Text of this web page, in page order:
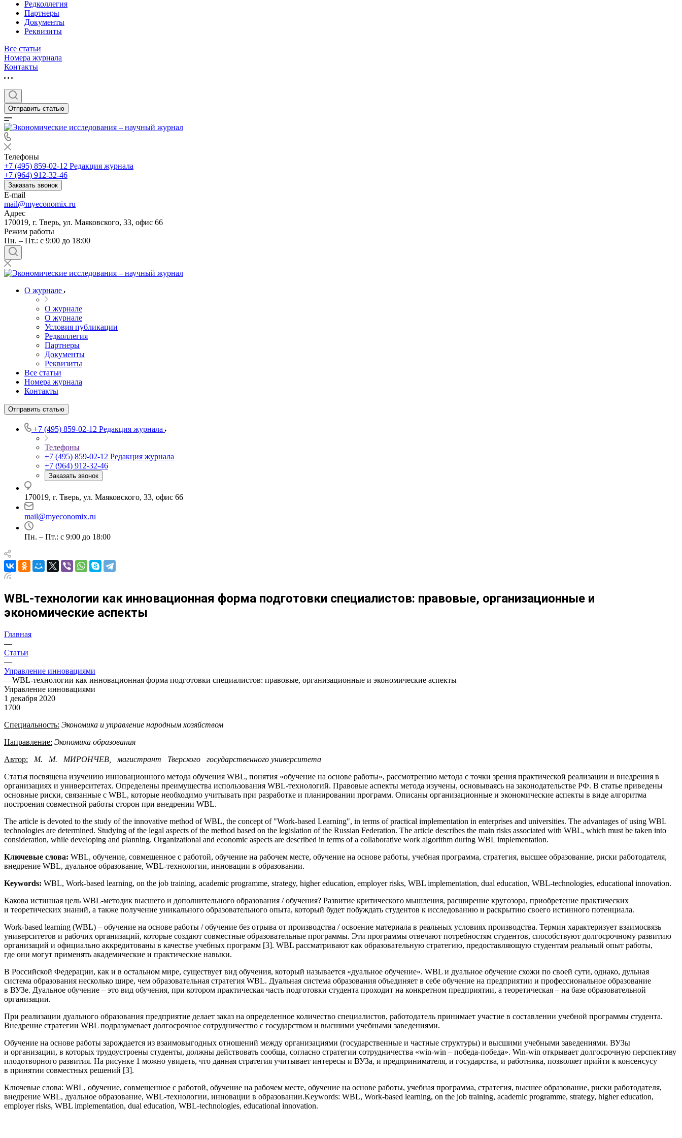
Редколлегия
Партнеры
Документы
Реквизиты
Все статьи
Номера журнала
Контакты
Отправить статью
Телефоны
+7 (495) 859-02-12 Редакция журнала
+7 (964) 912-32-46
Заказать звонок
E-mail
mail@myeconomix.ru
Адрес
170019, г. Тверь, ул. Маяковского, 33, офис 66
Режим работы
Пн. – Пт.: с 9:00 до 18:00
О журнале
О журнале
О журнале
Условия публикации
Редколлегия
Партнеры
Документы
Реквизиты
Все статьи
Номера журнала
Контакты
Отправить статью
+7 (495) 859-02-12 Редакция журнала
Телефоны
+7 (495) 859-02-12 Редакция журнала
+7 (964) 912-32-46
Заказать звонок
170019, г. Тверь, ул. Маяковского, 33, офис 66
mail@myeconomix.ru
Пн. – Пт.: с 9:00 до 18:00
WBL-технологии как инновационная форма подготовки специалистов: правовые, организационные и
экономические аспекты
Главная
—
Статьи
—
Управление инновациями
—WBL-технологии как инновационная форма подготовки специалистов: правовые, организационные и экономические аспекты
Управление инновациями
1 декабря 2020
1700
Специальность: Экономика и управление народным хозяйством
Направление: Экономика образования
Автор:
М. М. МИРОНЧЕВ, магистрант Тверского государственного университета
Статья посвящена изучению инновационного метода обучения WBL, понятия «обучение на основе работы», рассмотрению метода с точки зрения практической реализации и внедрения в
организациях и университетах. Определены преимущества использования WBL-технологий. Правовые аспекты метода изучены, основываясь на законодательстве РФ. В статье приведены
основные риски, связанные с WBL, которые необходимо учитывать при разработке и планировании программ. Описаны организационные и экономические аспекты в виде алгоритма
построения совместной работы сторон при внедрении WBL.
The article is devoted to the study of the innovative method of WBL, the concept of "Work-based Learning", in terms of practical implementation in enterprises and universities. The advantages of using WBL
technologies are determined. Studying of the legal aspects of the method based on the legislation of the Russian Federation. The article describes the main risks associated with WBL, which must be taken into
consideration, while developing and planning. Organizational and economic aspects are described in terms of a collaborative work algorithm during WBL implementation.
Ключевые слова: WBL, обучение, совмещенное с работой, обучение на рабочем месте, обучение на основе работы, учебная программа, стратегия, высшее образование, риски работодателя,
внедрение WBL, дуальное образование, WBL-технологии, инновации в образовании.
Keywords: WBL, Work-based learning, on the job training, academic programme, strategy, higher education, employer risks, WBL implementation, dual education, WBL-technologies, educational innovation.
Какова истинная цель WBL-методик высшего и дополнительного образования / обучения? Развитие критического мышления, расширение кругозора, приобретение практических
и теоретических знаний, а также получение уникального образовательного опыта, который будет побуждать студентов к исследованию и раскрытию своего истинного потенциала.
Work-based learning (WBL) – обучение на основе работы / обучение без отрыва от производства / освоение материала в реальных условиях производства. Термин характеризует взаимосвязь
университетов и рабочих организаций, которые создают совместные образовательные программы. Эти программы отвечают потребностям студентов, способствуют долгосрочному развитию
организаций и официально аккредитованы в качестве учебных программ [3]. WBL рассматривают как образовательную стратегию, предоставляющую студентам реальный опыт работы,
где они могут применять академические и практические навыки.
В Российской Федерации, как и в остальном мире, существует вид обучения, который называется «дуальное обучение». WBL и дуальное обучение схожи по своей сути, однако, дульная
система образования несколько шире, чем образовательная стратегия WBL. Дуальная система образования объединяет в себе обучение на предприятии и профессиональное образование
в ВУЗе. Дуальное обучение – это вид обучения, при котором практическая часть подготовки студента проходит на конкретном предприятии, а теоретическая – на базе образовательной
организации.
При реализации дуального образования предприятие делает заказ на определенное количество специалистов, работодатель принимает участие в составлении учебной программы студента.
Внедрение стратегии WBL подразумевает долгосрочное сотрудничество с государством и высшими учебными заведениями.
Обучение на основе работы зарождается из взаимовыгодных отношений между организациями (государственные и частные структуры) и высшими учебными заведениями. ВУЗы
и организации, в которых трудоустроены студенты, должны действовать сообща, согласно стратегии сотрудничества «win-win – победа-победа». Win-win открывает долгосрочную перспективу
плодотворного развития. На рисунке 1 можно увидеть, что данная стратегия учитывает интересы и ВУЗа, и предпринимателя, и государства, и работника, позволяет прийти к консенсусу
в принятии совместных решений [3].
Ключевые слова: WBL, обучение, совмещенное с работой, обучение на рабочем месте, обучение на основе работы, учебная программа, стратегия, высшее образование, риски работодателя,
внедрение WBL, дуальное образование, WBL-технологии, инновации в образовании.Keywords: WBL, Work-based learning, on the job training, academic programme, strategy, higher education,
employer risks, WBL implementation, dual education, WBL-technologies, educational innovation.